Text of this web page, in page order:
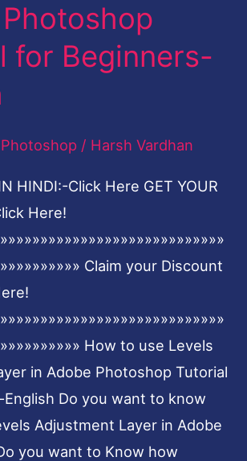
for Beginners-
Photoshop / Harsh Vardhan
HINDI:-Click Here GET YOUR
Here!
Claim your Discount
How to use Levels
in Adobe Photoshop Tutorial
Do you want to know
Adjustment Layer in Adobe
you want to Know how